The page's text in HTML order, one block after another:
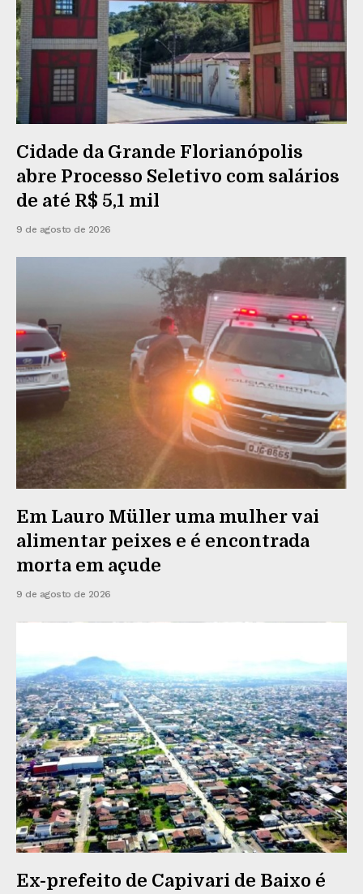
Cidade da Grande Florianópolis
abre Processo Seletivo com salários
de até R$ 5,1 mil
9 de agosto de 2026
Em Lauro Müller uma mulher vai
alimentar peixes e é encontrada
morta em açude
9 de agosto de 2026
Ex-prefeito de Capivari de Baixo é